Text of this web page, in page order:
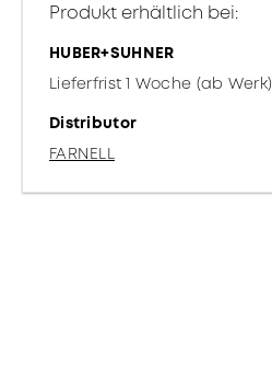
Produkt erhältlich bei:
HUBER+SUHNER
Lieferfrist 1 Woche (ab Werk)
Distributor
FARNELL